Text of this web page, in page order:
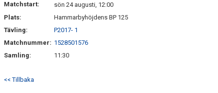
Matchstart:
sön 24 augusti, 12:00
Plats:
Hammarbyhöjdens BP 125
Tävling:
P2017- 1
Matchnummer: 1528501576
Samling:
11:30
<< Tillbaka